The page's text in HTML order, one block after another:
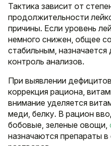
Тактика зависит от
продолжительности
причины. Если уровень
немного снижен, общее
стабильным,
контроль анализов.
При выявлении
коррекция рациона,
внимание уделяется
меди, белку. В рацион
бобовые, зеленые овощи,
назначаются препараты